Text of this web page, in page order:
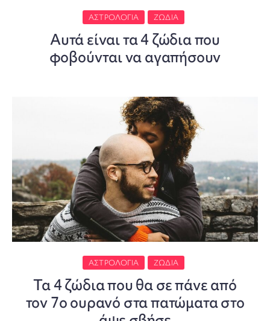
ΑΣΤΡΟΛΟΓΊΑ ΖΏΔΙΑ
Αυτά είναι τα 4 ζώδια που
φοβούνται να αγαπήσουν
ΑΣΤΡΟΛΟΓΊΑ ΖΏΔΙΑ
Τα 4 ζώδια που θα σε πάνε από
τον 7ο ουρανό στα πατώματα στο